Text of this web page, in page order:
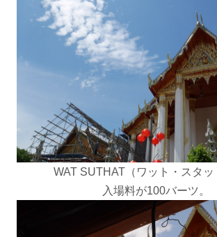
WAT SUTHAT（ワット・スタッ
入場料が100バーツ。